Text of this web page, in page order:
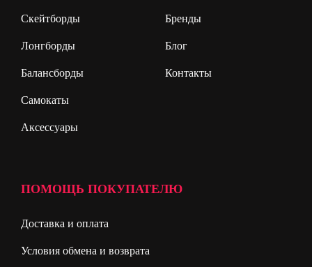
Скейтборды
Лонгборды
Балансборды
Самокаты
Аксессуары
Бренды
Блог
Контакты
ПОМОЩЬ ПОКУПАТЕЛЮ
Доставка и оплата
Условия обмена и возврата